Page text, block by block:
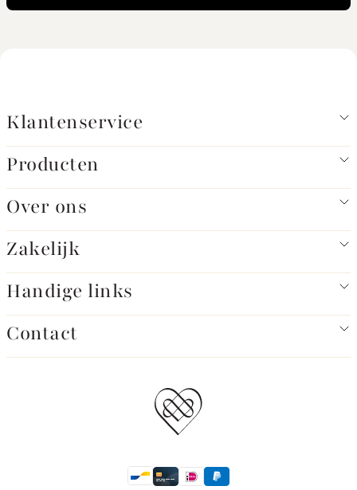
Klantenservice
Producten
Over ons
Zakelijk
Handige links
Contact